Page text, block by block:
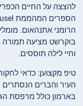
להצצה על החיים
הרומני אתנהאום.
בוקרשט מציעה תמורה
וחיי לילה תוססים.
טיפ מקצוען: כדאי
בארמון כולל מרפסת